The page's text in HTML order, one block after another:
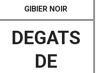
GIBIER NOIR
DEGATS
DE